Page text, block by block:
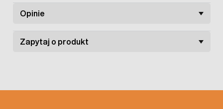
Opinie
Zapytaj o produkt